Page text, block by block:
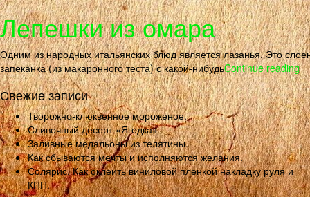
Лепешки из омара
Одним из народных итальянских блюд является лазанья. Это
запеканка (из макаронного теста) с какой-нибудьContinue reading
Свежие записи
Творожно-клюквенное мороженое.
Сливочный десерт «Ягодка»
Заливные медальоны из телятины.
Как сбываются мечты и исполняются желания.
Солярис. Как оклеить виниловой пленкой накладку руля и
КПП.